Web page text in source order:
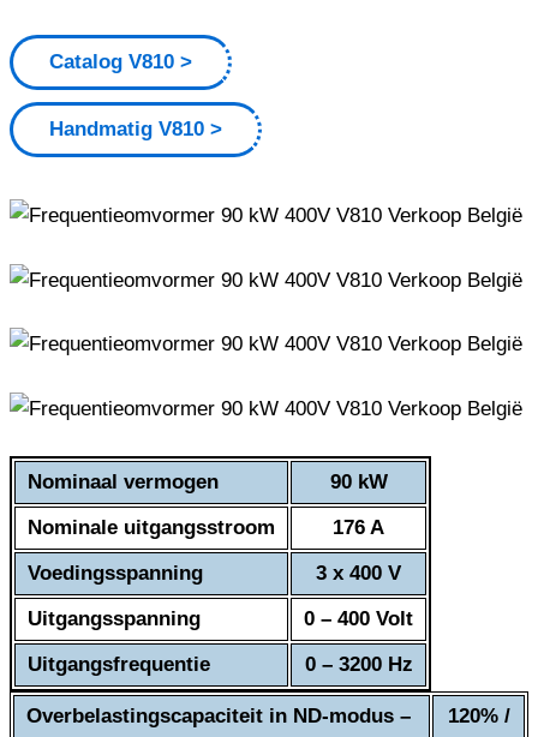
Catalog V810
Handmatig V810
Nominaal vermogen
90 kW
Nominale uitgangsstroom
176 A
Voedingsspanning
3 x 400 V
Uitgangsspanning
0 – 400 Volt
Uitgangsfrequentie
0 – 3200 Hz
Overbelastingscapaciteit in ND-modus –
120% /